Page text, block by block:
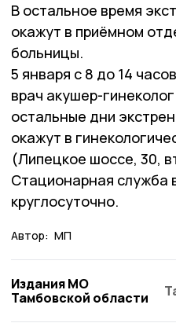
В остальное время
окажут в приёмном
больницы.
5 января с 8 до 14
врач акушер-
остальные дни
окажут в
(Липецкое шоссе, 30,
Стационарная служба
круглосуточно.
Автор: МП
Издания МО
Тамбовской области